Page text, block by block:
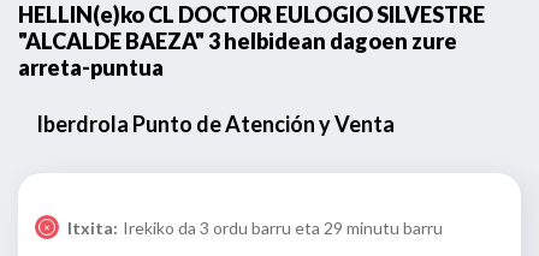
HELLIN(e)ko CL DOCTOR EULOGIO SILVESTRE
"ALCALDE BAEZA" 3 helbidean dagoen zure
arreta-puntua
Iberdrola Punto de Atención y Venta
Itxita: Irekiko da 3 ordu barru eta 29 minutu barru